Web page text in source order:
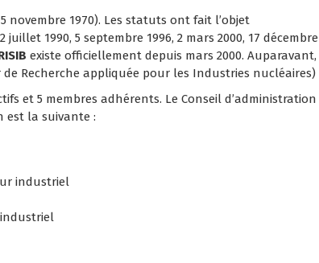
novembre 1970). Les statuts ont fait l’objet
1990, 5 septembre 1996, 2 mars 2000, 17 décembre
existe officiellement depuis mars 2000. Auparavant,
Recherche appliquée pour les Industries nucléaires)
et 5 membres adhérents. Le Conseil d’administration
est la suivante :
industriel
industriel